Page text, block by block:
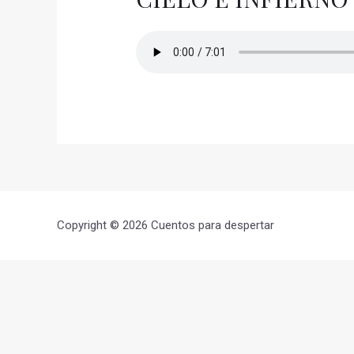
Copyright © 2026 Cuentos para despertar